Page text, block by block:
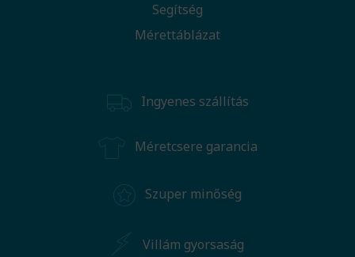
Segítség
Mérettáblázat
Ingyenes szállítás
Méretcsere garancia
Szuper minőség
Villám gyorsaság